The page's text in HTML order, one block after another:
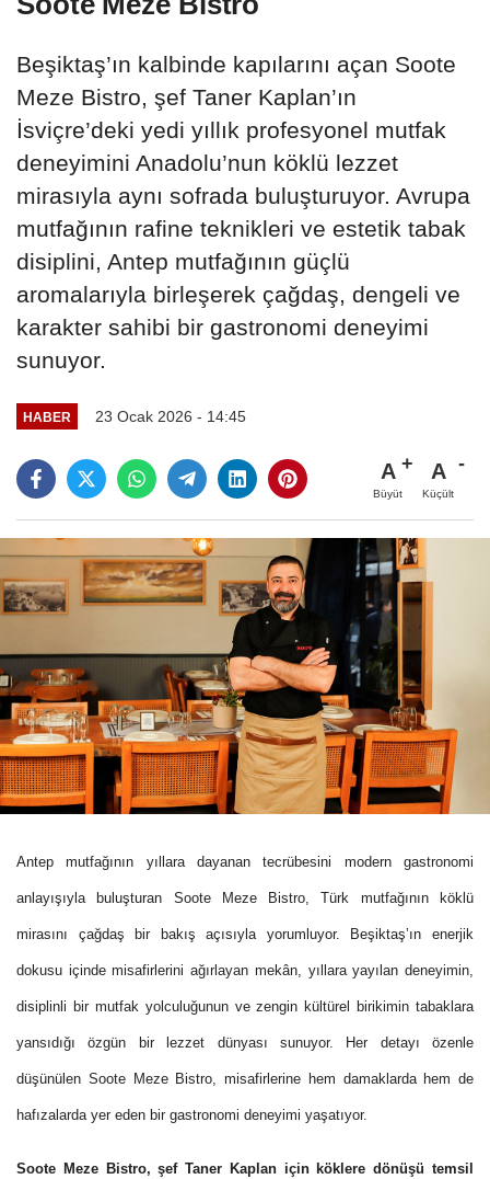
Beşiktaş’ın kalbinde kapılarını açan Soote
Meze Bistro, şef Taner Kaplan’ın
İsviçre’deki yedi yıllık profesyonel mutfak
deneyimini Anadolu’nun köklü lezzet
mirasıyla aynı sofrada buluşturuyor. Avrupa
mutfağının rafine teknikleri ve estetik tabak
disiplini, Antep mutfağının güçlü
aromalarıyla birleşerek çağdaş, dengeli ve
karakter sahibi bir gastronomi deneyimi
sunuyor.
HABER 23 Ocak 2026 - 14:45
A
Büyüt
A
Küçült
Antep mutfağının yıllara dayanan tecrübesini modern gastronomi
anlayışıyla buluşturan Soote Meze Bistro, Türk mutfağının köklü
mirasını çağdaş bir bakış açısıyla yorumluyor. Beşiktaş’ın enerjik
dokusu içinde misafirlerini ağırlayan mekân, yıllara yayılan deneyimin,
disiplinli bir mutfak yolculuğunun ve zengin kültürel birikimin tabaklara
yansıdığı özgün bir lezzet dünyası sunuyor. Her detayı özenle
düşünülen Soote Meze Bistro, misafirlerine hem damaklarda hem de
hafızalarda yer eden bir gastronomi deneyimi yaşatıyor.
Soote Meze Bistro, şef Taner Kaplan için köklere dönüşü temsil